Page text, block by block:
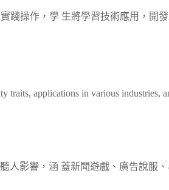
踐操作，學 生將學習技術應用，開
traits, applications in various industries,
人影響，涵 蓋新聞遊戲、廣告說服